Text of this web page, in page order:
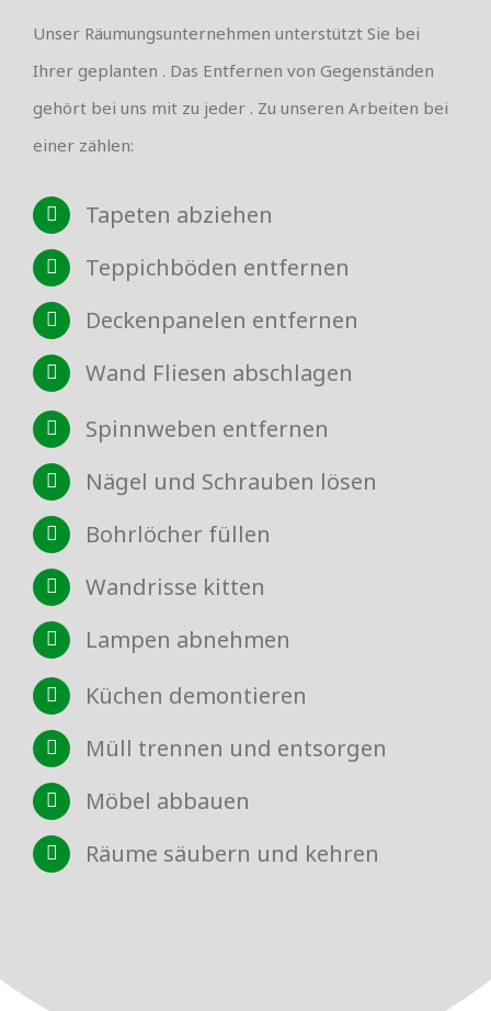
Unser Räumungsunternehmen unterstützt Sie bei
Ihrer geplanten . Das Entfernen von Gegenständen
gehört bei uns mit zu jeder . Zu unseren Arbeiten bei
einer zählen:
Tapeten abziehen
Teppichböden entfernen
Deckenpanelen entfernen
Wand Fliesen abschlagen
Spinnweben entfernen
Nägel und Schrauben lösen
Bohrlöcher füllen
Wandrisse kitten
Lampen abnehmen
Küchen demontieren
Müll trennen und entsorgen
Möbel abbauen
Räume säubern und kehren